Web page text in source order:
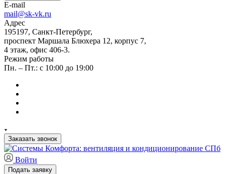
E-mail
mail@sk-vk.ru
Адрес
195197, Санкт-Петербург,
проспект Маршала Блюхера 12, корпус 7,
4 этаж, офис 406-3.
Режим работы
Пн. – Пт.: с 10:00 до 19:00
Заказать звонок
Войти
Подать заявку